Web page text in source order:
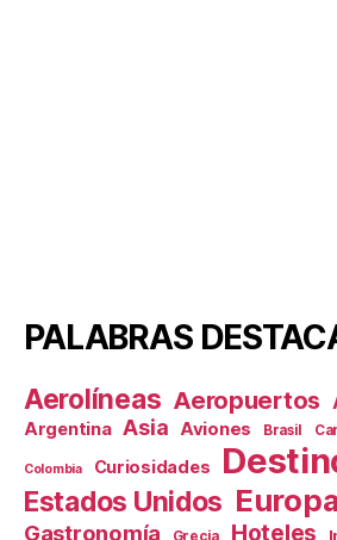
PALABRAS
Aerolíneas Aeropuertos
Argentina Asia Aviones Brasil
Colombia Curiosidades
Estados Unidos Europa
Gastronomía
Grecia Hoteles